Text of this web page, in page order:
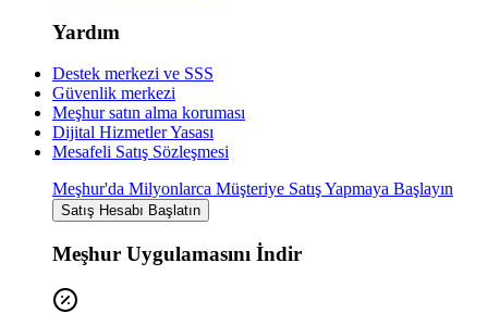
Yardım
Destek merkezi ve SSS
Güvenlik merkezi
Meşhur satın alma koruması
Dijital Hizmetler Yasası
Mesafeli Satış Sözleşmesi
Meşhur'da Milyonlarca Müşteriye Satış Yapmaya Başlayın
Satış Hesabı Başlatın
Meşhur Uygulamasını İndir